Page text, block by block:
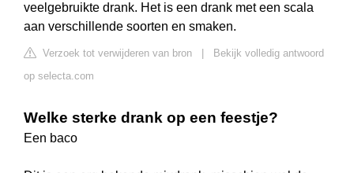
veelgebruikte drank. Het is een drank met een scala
aan verschillende soorten en smaken.
Verzoek tot verwijderen van bron
Bekijk volledig antwoord
op selecta.com
Welke sterke drank op een feestje?
Een baco